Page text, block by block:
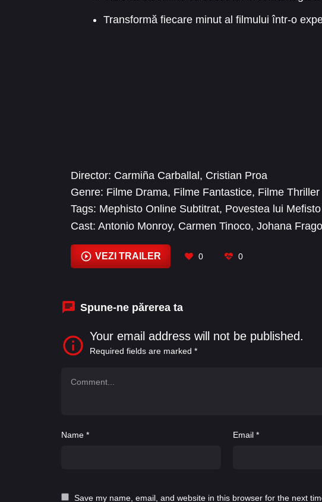
Transformă fiecare minut al filmului într-o
Director: Carmiña Carballal , Cristian Proa
Genre: Filme Drama, Filme Fantastice, Filme Thriller
Tags: Mephisto Online Subtitrat, Povestea lui
Cast: Antonio Monroy, Carmen Tinoco, Johana
VEZI TRAILER 0 0
Spune-ne părerea ta
Your email address will not be published.
Required fields are marked *
Name * Email*
Save my name, email, and website in this browser for the next